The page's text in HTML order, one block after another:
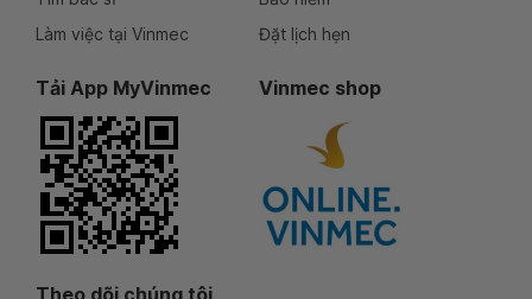
Làm việc tại Vinmec
Đặt lịch hẹn
Tải App MyVinmec Vinmec shop